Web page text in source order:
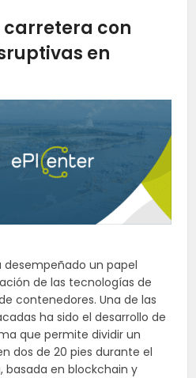
carretera con
en
desempeñado un papel
de las tecnologías de
contenedores. Una de las
ha sido el desarrollo de
que permite dividir un
dos de 20 pies durante el
basada en blockchain y